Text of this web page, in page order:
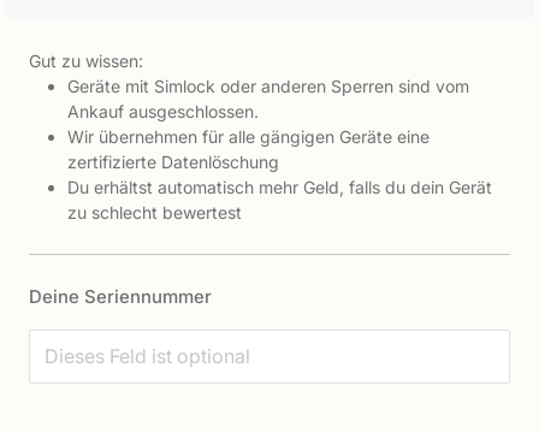
Gut zu wissen:
Geräte mit Simlock oder anderen Sperren sind vom
Ankauf ausgeschlossen.
Wir übernehmen für alle gängigen Geräte eine
zertifizierte Datenlöschung
Du erhältst automatisch mehr Geld, falls du dein Gerät
zu schlecht bewertest
Deine Seriennummer